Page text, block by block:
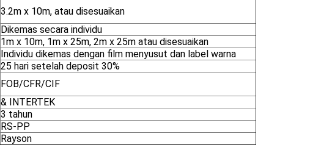
3.2m x 10m, atau disesuaikan
Dikemas secara individu
1m x 10m, 1m x 25m, 2m x 25m atau disesuaikan
Individu dikemas dengan film menyusut dan label warna
25 hari setelah deposit 30%
FOB/CFR/CIF
& INTERTEK
3 tahun
RS-PP
Rayson